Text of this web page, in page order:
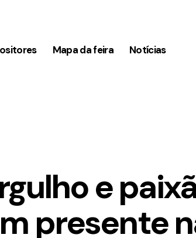
Mapa da feira Notícias
e
presente